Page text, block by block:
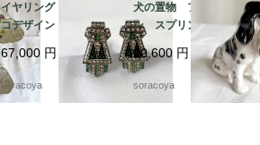
イヤリング アールデ
コデザイン エメラルド
グリーン エナメル加
工 12acen27
67,000 円
soracoya
犬の置物 フィギュリ
ン スプリンガースパ
ニエルとキジ 猟犬
ロイヤルドルトン 19
otm43-2
20,600 円
soracoya